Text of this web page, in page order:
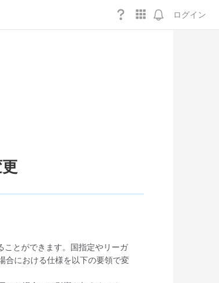
ログイン
ことができます。国指定やリーガ
合における仕様を以下の要領で変